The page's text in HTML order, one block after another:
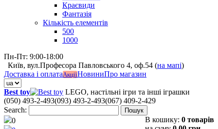
Краєвиди
Фантазія
Кількість елементів
500
1000
Пн-Пт: 9:00-18:00
Київ, вул.Професора Павловського 4, оф.54 (на мапі)
Доставка і оплатаАкціїНовиниПро магазин
Best toy
LEGO, настільні ігри та інші іграшки
(050) 493-2-493(093) 493-2-493(067) 409-2-429
Search:
Пошук
0 В кошику: 0 товарів